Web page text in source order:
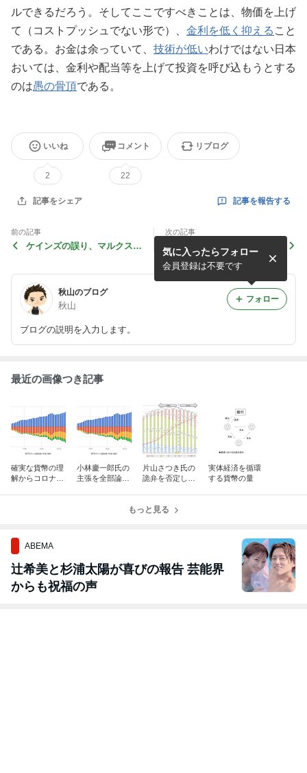
ルできるだろう。そしてここですべきことは、物価を上げ
て（コストプッシュでない形で）、 金利を低く抑える こと
である。お金は余っていて、 技術が低いわけではない日本
おいては、金利や配当等を上げて投資を呼び込もうとする
のは愚の骨頂である。
いいね
2
コメント
22
リブログ
記事をシェア 記事を報告する
前の記事
ケインズの誤り、マルクスの
次の記事
秋山のブログ
秋山
ブログの説明を入力します。
気に入ったらフォロー
会員登録は不要です
フォロー
最近の画像つき記事
確実な貨幣の理
解からコロナ不
小林慶一郎氏の
主張を全部論破
片山さつき氏の
詭弁を否定して
実体経済を循環
する貨幣の量
もっと見る
ABEMA
辻希美と杉浦太陽が喜びの報告 芸能界
からも祝福の声